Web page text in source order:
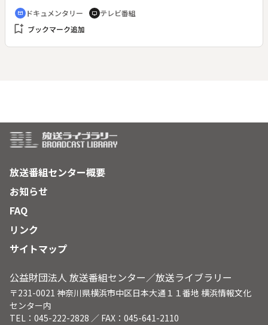
cinematic_blur ドキュメンタリー tv テレビ番組
bookmark_add ブックマーク追加
放送番組センター概要
お知らせ
FAQ
リンク
サイトマップ
公益財団法人 放送番組センター／放送ライブラリー
〒231-0021 神奈川県横浜市中区日本大通１１番地 横浜情報文化
センター内
TEL：045-222-2828 ／ FAX：045-641-2110